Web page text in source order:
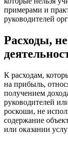
примерами и
руководителей
Расходы,
К расходам,
на прибыль,
получением
руководителей
роскоши, не
содержание
или оказании